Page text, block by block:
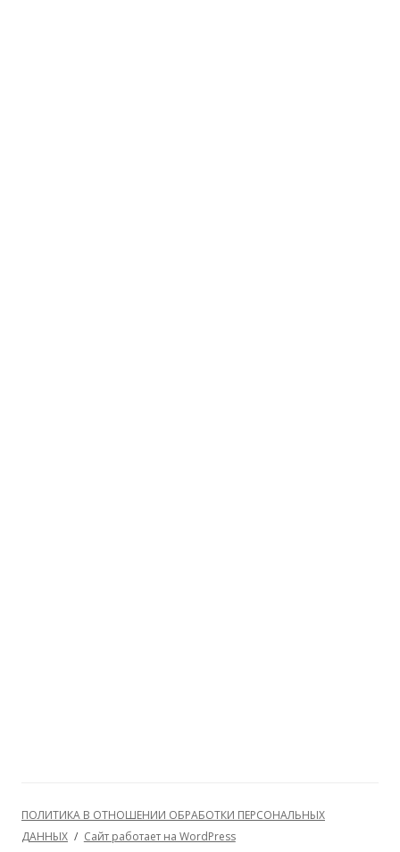
ПОЛИТИКА В ОТНОШЕНИИ ОБРАБОТКИ ПЕРСОНАЛЬНЫХ
ДАННЫХ
Сайт работает на WordPress